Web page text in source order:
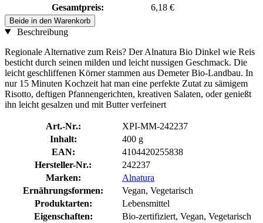
Gesamtpreis:
6,18 €
Beide in den Warenkorb
Beschreibung
Regionale Alternative zum Reis? Der Alnatura Bio Dinkel wie Reis
besticht durch seinen milden und leicht nussigen Geschmack. Die
leicht geschliffenen Körner stammen aus Demeter Bio-Landbau. In
nur 15 Minuten Kochzeit hat man eine perfekte Zutat zu sämigem
Risotto, deftigen Pfannengerichten, kreativen Salaten, oder genießt
ihn leicht gesalzen und mit Butter verfeinert
Art.-Nr.:
XPI-MM-242237
Inhalt:
400 g
EAN:
4104420255838
Hersteller-Nr.:
242237
Marken:
Alnatura
Ernährungsformen:
Vegan, Vegetarisch
Produktarten:
Lebensmittel
Eigenschaften:
Bio-zertifiziert, Vegan, Vegetarisch